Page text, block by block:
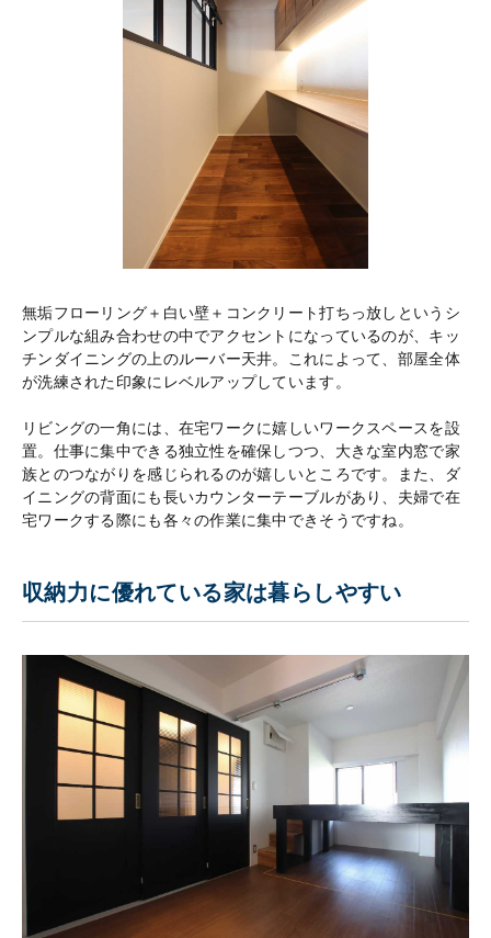
無垢フローリング＋白い壁＋コンクリート打ちっ放しというシ
ンプルな組み合わせの中でアクセントになっているのが、キッ
チンダイニングの上のルーバー天井。これによって、部屋全体
が洗練された印象にレベルアップしています。
リビングの一角には、在宅ワークに嬉しいワークスペースを設
置。仕事に集中できる独立性を確保しつつ、大きな室内窓で家
族とのつながりを感じられるのが嬉しいところです。また、ダ
イニングの背面にも長いカウンターテーブルがあり、夫婦で在
宅ワークする際にも各々の作業に集中できそうですね。
収納力に優れている家は暮らしやすい